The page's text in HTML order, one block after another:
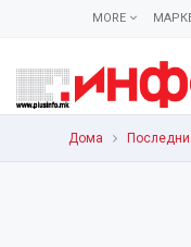
MORE
Дома Последни